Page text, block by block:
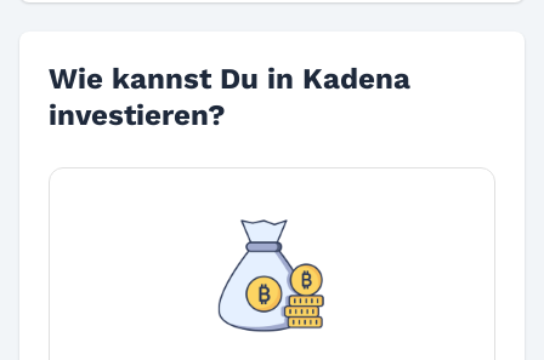
Wie kannst Du in Kadena
investieren?